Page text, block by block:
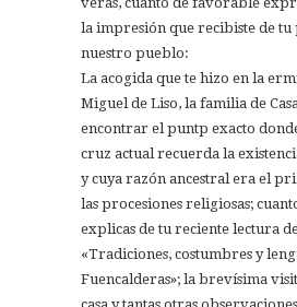
la impresión que recibiste de tu
nuestro pueblo:
La acogida que te hizo en la
Miguel de Liso, la familia de
encontrar el puntp exacto
cruz actual recuerda la
y cuya razón ancestral era el
las procesiones religiosas;
explicas de tu reciente lectura
«Tradiciones, costumbres y
Fuencalderas»; la brevísima